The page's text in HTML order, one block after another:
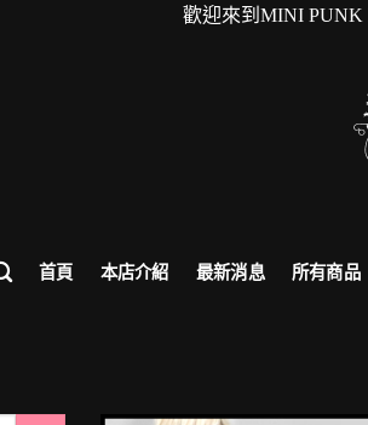
歡迎來到MINI PUNK
首頁 本店介紹 最新消息 所有商品